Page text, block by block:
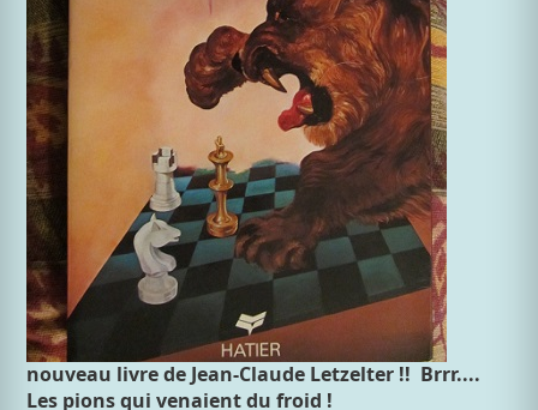
nouveau livre de Jean-Claude Letzelter !! Brrr....
Les pions qui venaient du froid !